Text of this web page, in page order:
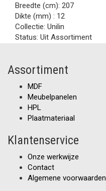
Breedte (cm): 207
Dikte (mm) : 12
Collectie: Unilin
Status: Uit Assortiment
Assortiment
MDF
Meubelpanelen
HPL
Plaatmateriaal
Klantenservice
Onze werkwijze
Contact
Algemene voorwaarden